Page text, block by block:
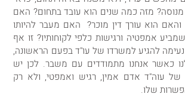
מזה כמה שנים הוא עובד בתחום? האם
והאם הוא עורך דין מוכר? האם מעבר להיותו
אמפטיה ורגישות כלפי לקוחותיו? זו אף
להגיע למשרדו של עו"ד בפעם הראשונה,
כאשר אנחנו מתמודדים עם משבר. לכן יש
של עוה"ד אדם אמין, רגיש ואמפטי, ולא רק
שלו.